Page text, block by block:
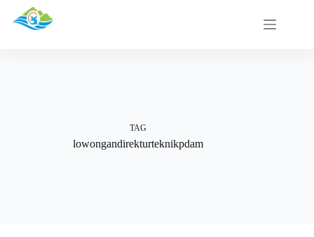
content
TAG
lowongandirekturteknikpdam